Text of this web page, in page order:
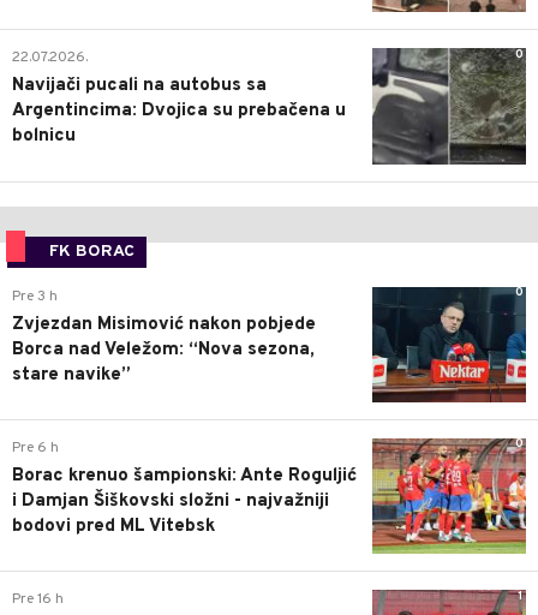
0
22.07.2026.
Navijači pucali na autobus sa
Argentincima: Dvojica su prebačena u
bolnicu
FK BORAC
0
Pre 3 h
Zvjezdan Misimović nakon pobjede
Borca nad Veležom: “Nova sezona,
stare navike”
0
Pre 6 h
Borac krenuo šampionski: Ante Roguljić
i Damjan Šiškovski složni - najvažniji
bodovi pred ML Vitebsk
1
Pre 16 h